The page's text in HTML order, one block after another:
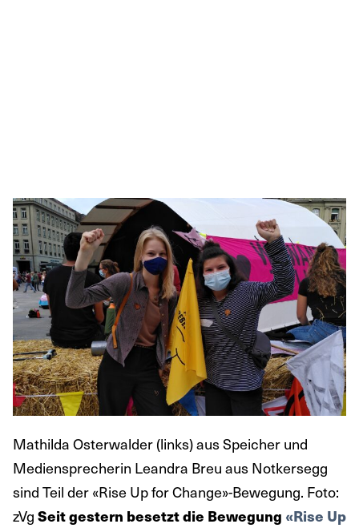
Mathilda Osterwalder (links) aus Speicher und
Mediensprecherin Leandra Breu aus Notkersegg
sind Teil der «Rise Up for Change»-Bewegung. Foto:
zVg Seit gestern besetzt die Bewegung «Rise Up